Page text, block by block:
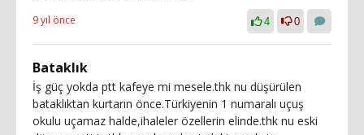
9 yıl önce 4 0
Bataklık
İş güç yokda ptt kafeye mi mesele.thk nu düşürülen
bataklıktan kurtarın önce.Türkiyenin 1 numaralı uçuş
okulu uçamaz halde,ihaleler özellerin elinde.thk nu eski